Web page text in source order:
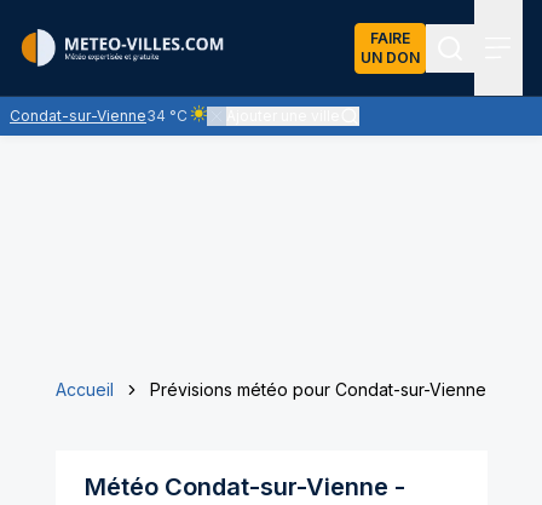
FAIRE
UN DON
Condat-sur-Vienne34 °C
Ciel clair - quasiment pas de nuages et un soleil
Accueil Prévisions météo pour Condat-sur-Vienne
Météo Condat-sur-Vienne -